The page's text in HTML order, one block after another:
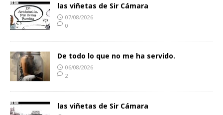
las viñetas de Sir Cámara
07/08/2026
0
De todo lo que no me ha servido.
06/08/2026
2
las viñetas de Sir Cámara